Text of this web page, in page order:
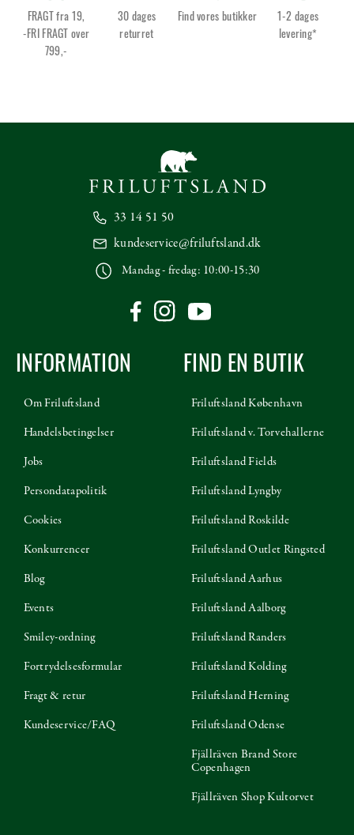
FRAGT fra 19,
-FRI FRAGT over
799,-
30 dages
returret
Find vores butikker
1-2 dages
levering*
33 14 51 50
kundeservice@friluftsland.dk
Mandag - fredag: 10:00-15:30
INFORMATION
Om Friluftsland
Handelsbetingelser
Jobs
Persondatapolitik
Cookies
Konkurrencer
Blog
Events
Smiley-ordning
Fortrydelsesformular
Fragt & retur
Kundeservice/FAQ
FIND EN BUTIK
Friluftsland København
Friluftsland v. Torvehallerne
Friluftsland Fields
Friluftsland Lyngby
Friluftsland Roskilde
Friluftsland Outlet Ringsted
Friluftsland Aarhus
Friluftsland Aalborg
Friluftsland Randers
Friluftsland Kolding
Friluftsland Herning
Friluftsland Odense
Fjällräven Brand Store
Copenhagen
Fjällräven Shop Kultorvet